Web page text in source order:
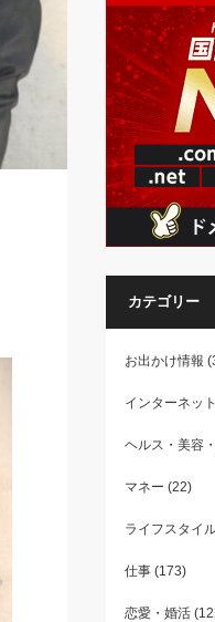
カテゴリー
お出かけ情報
インターネット
ヘルス・美容
マネー (22)
ライフスタイ
仕事(173)
恋愛・婚活